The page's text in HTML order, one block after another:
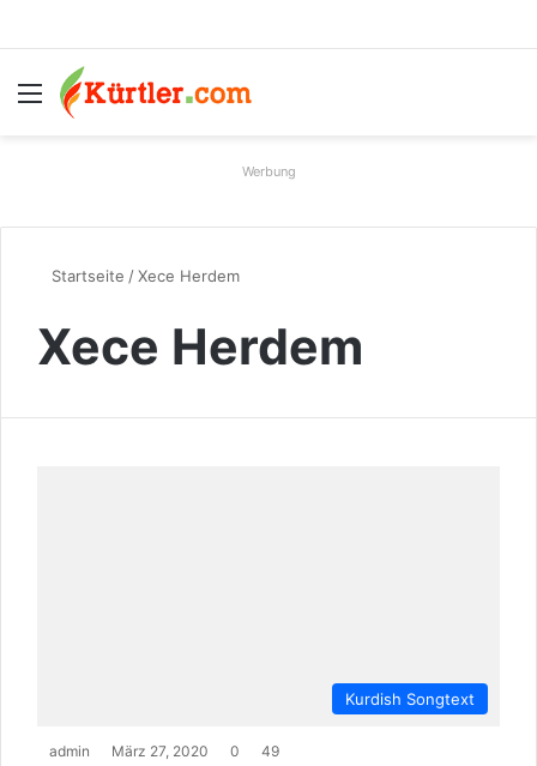
Menü
Werbung
Startseite /Xece Herdem
Xece Herdem
Kurdish Songtext
admin März 27, 2020 0 49